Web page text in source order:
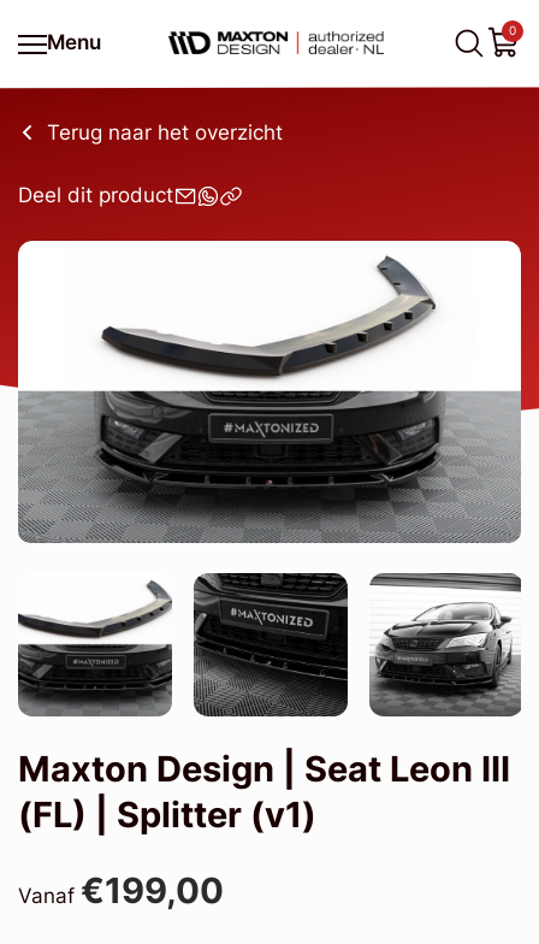
Menu
0
Terug naar het overzicht
Deel dit product
Maxton Design | Seat Leon III
(FL) | Splitter (v1)
Vanaf €199,00